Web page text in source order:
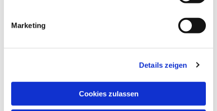
Marketing
Details zeigen
Cookies zulassen